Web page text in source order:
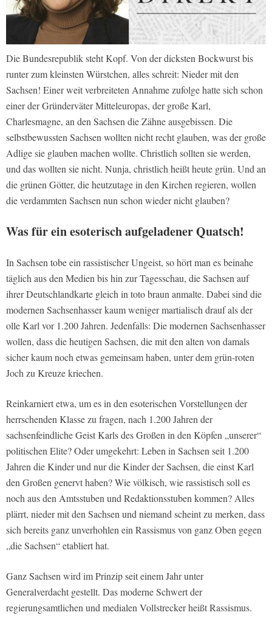
Die Bundesrepublik steht Kopf. Von der dicksten Bockwurst bis
runter zum kleinsten Würstchen, alles schreit: Nieder mit den
Sachsen! Einer weit verbreiteten Annahme zufolge hatte sich schon
einer der Gründerväter Mitteleuropas, der große Karl,
Charlesmagne, an den Sachsen die Zähne ausgebissen. Die
selbstbewussten Sachsen wollten nicht recht glauben, was der große
Adlige sie glauben machen wollte. Christlich sollten sie werden,
und das wollten sie nicht. Nunja, christlich heißt heute grün. Und an
die grünen Götter, die heutzutage in den Kirchen regieren, wollen
die verdammten Sachsen nun schon wieder nicht glauben?
Was für ein esoterisch aufgeladener Quatsch!
In Sachsen tobe ein rassistischer Ungeist, so hört man es beinahe
täglich aus den Medien bis hin zur Tagesschau, die Sachsen auf
ihrer Deutschlandkarte gleich in toto braun anmalte. Dabei sind die
modernen Sachsenhasser kaum weniger martialisch drauf als der
olle Karl vor 1.200 Jahren. Jedenfalls: Die modernen Sachsenhasser
wollen, dass die heutigen Sachsen, die mit den alten von damals
sicher kaum noch etwas gemeinsam haben, unter dem grün-roten
Joch zu Kreuze kriechen.
Reinkarniert etwa, um es in den esoterischen Vorstellungen der
herrschenden Klasse zu fragen, nach 1.200 Jahren der
sachsenfeindliche Geist Karls des Großen in den Köpfen „unserer“
politischen Elite? Oder umgekehrt: Leben in Sachsen seit 1.200
Jahren die Kinder und nur die Kinder der Sachsen, die einst Karl
den Großen genervt haben? Wie völkisch, wie rassistisch soll es
noch aus den Amtsstuben und Redaktionsstuben kommen? Alles
plärrt, nieder mit den Sachsen und niemand scheint zu merken, dass
sich bereits ganz unverhohlen ein Rassismus von ganz Oben gegen
„die Sachsen“ etabliert hat.
Ganz Sachsen wird im Prinzip seit einem Jahr unter
Generalverdacht gestellt. Das moderne Schwert der
regierungsamtlichen und medialen Vollstrecker heißt Rassismus.